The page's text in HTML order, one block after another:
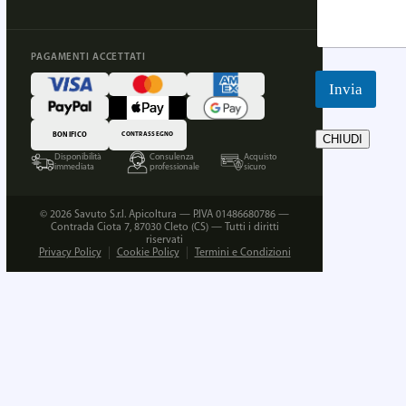
PAGAMENTI ACCETTATI
BONIFICO CONTRASSEGNO
Disponibilità
immediata
Consulenza
professionale
Acquisto
sicuro
© 2026 Savuto S.r.l. Apicoltura — P.IVA 01486680786 —
Contrada Ciota 7, 87030 Cleto (CS) — Tutti i diritti
riservati
Privacy Policy
Cookie Policy Termini e Condizioni
Invia
CHIUDI